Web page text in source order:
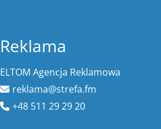
Reklama
ELTOM Agencja Reklamowa
reklama@strefa.fm
+48 511 29 29 20